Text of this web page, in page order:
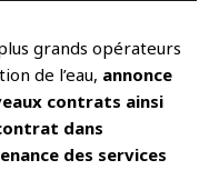
grands opérateurs
de l’eau, annonce
contrats ainsi
dans
des services